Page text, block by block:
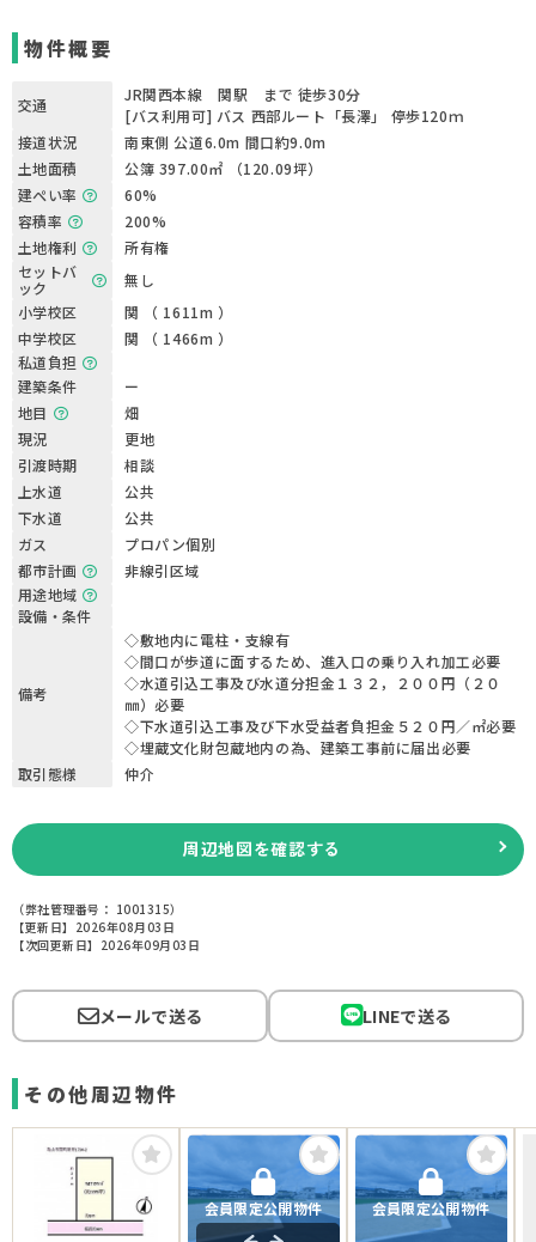
物件概要
交通
JR関西本線 関駅 まで 徒歩30分
[バス利用可] バス 西部ルート「長澤」 停歩120ｍ
接道状況
南東側 公道6.0m 間口約9.0m
土地面積
公簿 397.00㎡ （120.09坪）
建ぺい率
60%
容積率
200%
土地権利
所有権
セットバ
ック
無し
小学校区
関 （ 1611m ）
中学校区
関 （ 1466m ）
私道負担
建築条件
ー
地目
畑
現況
更地
引渡時期
相談
上水道
公共
下水道
公共
ガス
プロパン個別
都市計画
非線引区域
用途地域
設備・条件
備考
◇敷地内に電柱・支線有
◇間口が歩道に面するため、進入口の乗り入れ加工必要
◇水道引込工事及び水道分担金１３２，２００円（２０
㎜）必要
◇下水道引込工事及び下水受益者負担金５２０円／㎡必要
◇埋蔵文化財包蔵地内の為、建築工事前に届出必要
取引態様
仲介
周辺地図を確認する
（弊社管理番号： 1001315）
【更新日】2026年08月03日
【次回更新日】2026年09月03日
メールで送る LINEで送る
その他周辺物件
会員限定公開物件 会員限定公開物件